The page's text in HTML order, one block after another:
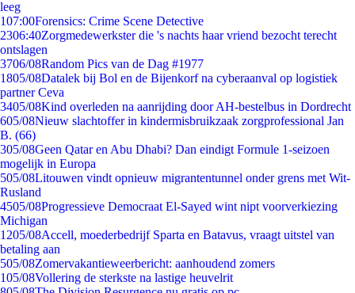
leeg
107:00Forensics: Crime Scene Detective
2306:40Zorgmedewerkster die 's nachts haar vriend bezocht terecht
ontslagen
3706/08Random Pics van de Dag #1977
1805/08Datalek bij Bol en de Bijenkorf na cyberaanval op logistiek
partner Ceva
3405/08Kind overleden na aanrijding door AH-bestelbus in Dordrecht
605/08Nieuw slachtoffer in kindermisbruikzaak zorgprofessional Jan
B. (66)
305/08Geen Qatar en Abu Dhabi? Dan eindigt Formule 1-seizoen
mogelijk in Europa
505/08Litouwen vindt opnieuw migrantentunnel onder grens met Wit-
Rusland
4505/08Progressieve Democraat El-Sayed wint nipt voorverkiezing
Michigan
1205/08Accell, moederbedrijf Sparta en Batavus, vraagt uitstel van
betaling aan
505/08Zomervakantieweerbericht: aanhoudend zomers
105/08Vollering de sterkste na lastige heuvelrit